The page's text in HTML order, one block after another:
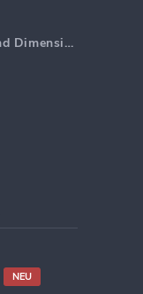
Benutzerdefinierte Metriken und Dimensionen
NEU